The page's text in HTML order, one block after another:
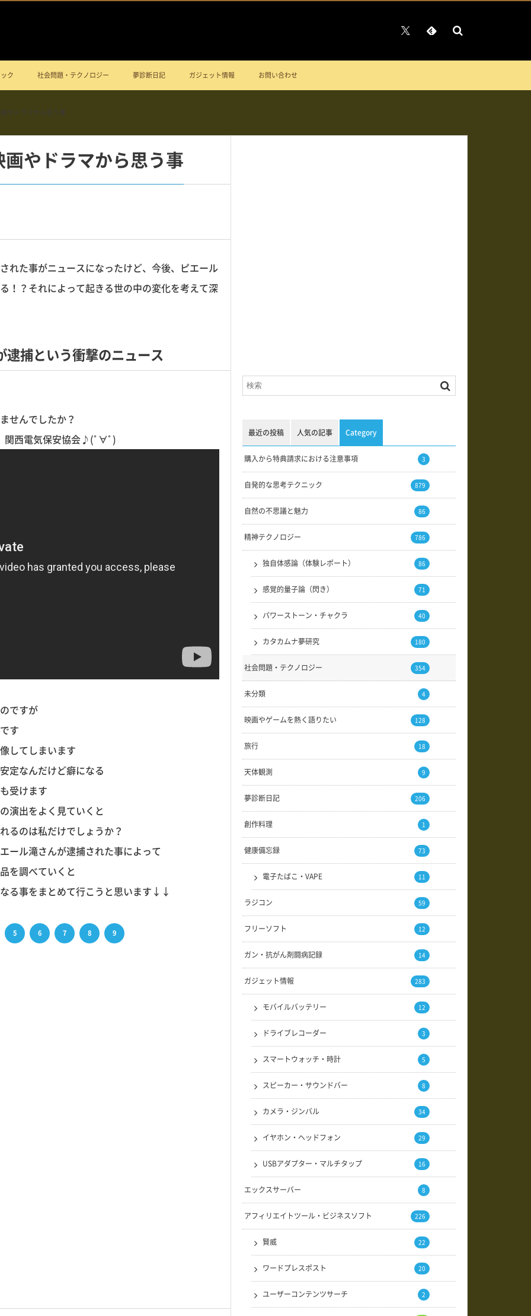
ク 社会問題・テクノロジー 夢診断日記 ガジェット情報 お問い合わせ
やドラマから思う事
やドラマから思う事
れた事がニュースになったけど、今後、ピエール
！？それによって起きる世の中の変化を考えて深
捕という衝撃のニュース
せんでしたか？
関西電気保安協会♪(ﾟ∀ﾟ)
ですが
す
してしまいます
定なんだけど癖になる
受けます
演出をよく見ていくと
るのは私だけでしょうか？
ール滝さんが逮捕された事によって
を調べていくと
る事をまとめて行こうと思います↓↓
5 6 7 8 9
思考テクニック
）を知ると・・サタンとイヴ
最近の投稿 人気の記事 Category
購入から特典請求における注意事項 3
自発的な思考テクニック 879
自然の不思議と魅力 86
精神テクノロジー 786
独自体感論（体験レポート） 86
感覚的量子論（閃き） 71
パワーストーン・チャクラ 40
カタカムナ夢研究 180
社会問題・テクノロジー 354
未分類 4
映画やゲームを熱く語りたい 128
旅行 18
天体観測 9
夢診断日記 206
創作料理 1
健康備忘録 73
電子たばこ・VAPE 11
ラジコン 59
フリーソフト 12
ガン・抗がん剤闘病記録 14
ガジェット情報 283
モバイルバッテリー 12
ドライブレコーダー 3
スマートウォッチ・時計 5
スピーカー・サウンドバー 8
カメラ・ジンバル 34
イヤホン・ヘッドフォン 29
USBアダプター・マルチタップ 16
エックスサーバー 8
アフィリエイトツール・ビジネスソフト 226
賢威 22
ワードプレスポスト 20
ユーザーコンテンツサーチ 2